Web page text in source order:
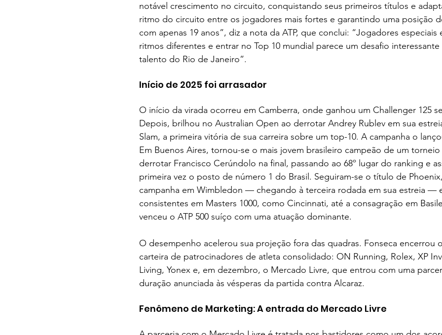
notável crescimento no circuito, conquistando seus primeiros títulos e
ritmo do circuito entre os jogadores mais fortes e garantindo uma posição
com apenas 19 anos”, diz a nota da ATP, que conclui: “Jogadores especiais
ritmos diferentes e entrar no Top 10 mundial parece um desafio
talento do Rio de Janeiro”.
Início de 2025 foi arrasador
O início da virada ocorreu em Camberra, onde ganhou um Challenger 125
Depois, brilhou no Australian Open ao derrotar Andrey Rublev em sua
Slam, a primeira vitória de sua carreira sobre um top-10. A campanha o
Em Buenos Aires, tornou-se o mais jovem brasileiro campeão de um torneio
derrotar Francisco Cerúndolo na final, passando ao 68º lugar do ranking e
primeira vez o posto de número 1 do Brasil. Seguiram-se o título de
campanha em Wimbledon — chegando à terceira rodada em sua estreia —
consistentes em Masters 1000, como Cincinnati, até a consagração em
venceu o ATP 500 suíço com uma atuação dominante.
O desempenho acelerou sua projeção fora das quadras. Fonseca encerrou
carteira de patrocinadores de atleta consolidado: ON Running, Rolex, XP
Living, Yonex e, em dezembro, o Mercado Livre, que entrou com uma
duração anunciada às vésperas da partida contra Alcaraz.
Fenômeno de Marketing: A entrada do Mercado Livre